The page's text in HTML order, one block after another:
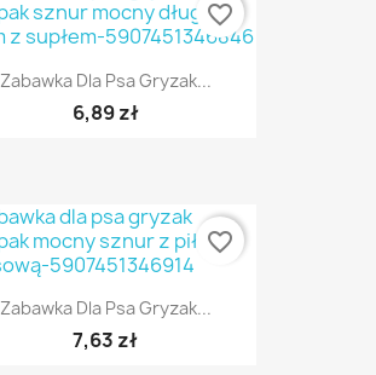
Zabawka Dla Psa Gryzak...
6,89 zł
favorite_border
Zabawka Dla Psa Gryzak...
7,63 zł
favorite_border